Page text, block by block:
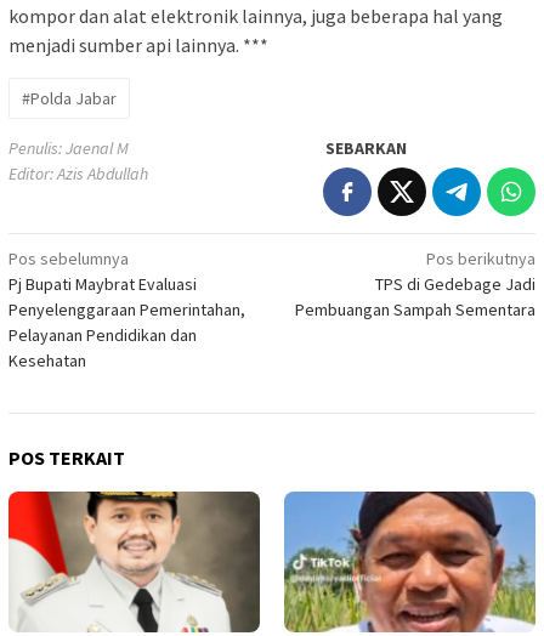
kompor dan alat elektronik lainnya, juga beberapa hal yang
menjadi sumber api lainnya. ***
#Polda Jabar
Penulis: Jaenal M
Editor: Azis Abdullah
SEBARKAN
Navigasi
pos
Pos sebelumnya
Pj Bupati Maybrat Evaluasi
Penyelenggaraan Pemerintahan,
Pelayanan Pendidikan dan
Kesehatan
Pos berikutnya
TPS di Gedebage Jadi
Pembuangan Sampah Sementara
POS TERKAIT